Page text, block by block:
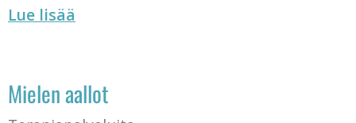
Lue lisää
Mielen aallot